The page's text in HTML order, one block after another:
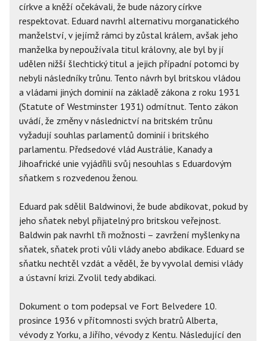
církve a kněží očekávali, že bude názory církve
respektovat. Eduard navrhl alternativu morganatického
manželství, v jejímž rámci by zůstal králem, avšak jeho
manželka by nepoužívala titul královny, ale byl by jí
udělen nižší šlechtický titul a jejich případní potomci by
nebyli následníky trůnu. Tento návrh byl britskou vládou
a vládami jiných dominií na základě zákona z roku 1931
(Statute of Westminster 1931) odmítnut. Tento zákon
uvádí, že změny v následnictví na britském trůnu
vyžadují souhlas parlamentů dominií i britského
parlamentu. Předsedové vlád Austrálie, Kanady a
Jihoafrické unie vyjádřili svůj nesouhlas s Eduardovým
sňatkem s rozvedenou ženou.
Eduard pak sdělil Baldwinovi, že bude abdikovat, pokud by
jeho sňatek nebyl přijatelný pro britskou veřejnost.
Baldwin pak navrhl tři možnosti – zavržení myšlenky na
sňatek, sňatek proti vůli vlády anebo abdikace. Eduard se
sňatku nechtěl vzdát a věděl, že by vyvolal demisi vlády
a ústavní krizi. Zvolil tedy abdikaci.
Dokument o tom podepsal ve Fort Belvedere 10.
prosince 1936 v přítomnosti svých bratrů Alberta,
vévody z Yorku, a Jiřího, vévody z Kentu. Následující den